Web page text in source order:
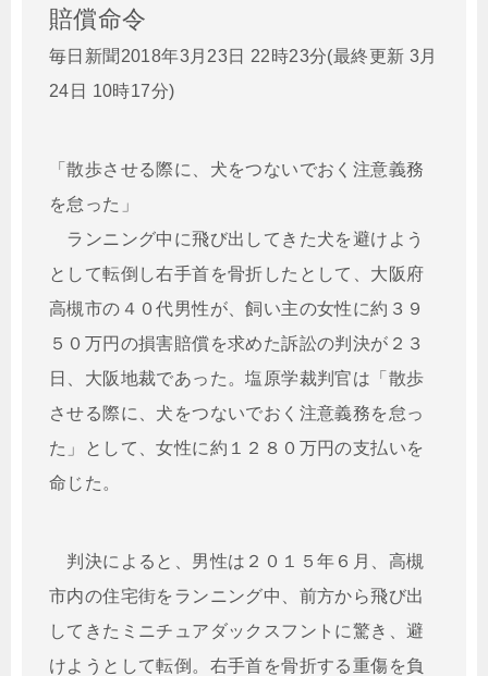
賠償命令
毎日新聞2018年3月23日 22時23分(最終更新 3月
24日 10時17分)
「散歩させる際に、犬をつないでおく注意義務
を怠った」
ランニング中に飛び出してきた犬を避けよう
として転倒し右手首を骨折したとして、大阪府
高槻市の４０代男性が、飼い主の女性に約３９
５０万円の損害賠償を求めた訴訟の判決が２３
日、大阪地裁であった。塩原学裁判官は「散歩
させる際に、犬をつないでおく注意義務を怠っ
た」として、女性に約１２８０万円の支払いを
命じた。
判決によると、男性は２０１５年６月、高槻
市内の住宅街をランニング中、前方から飛び出
してきたミニチュアダックスフントに驚き、避
けようとして転倒。右手首を骨折する重傷を負